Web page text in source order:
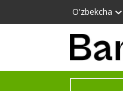
O'zbekcha